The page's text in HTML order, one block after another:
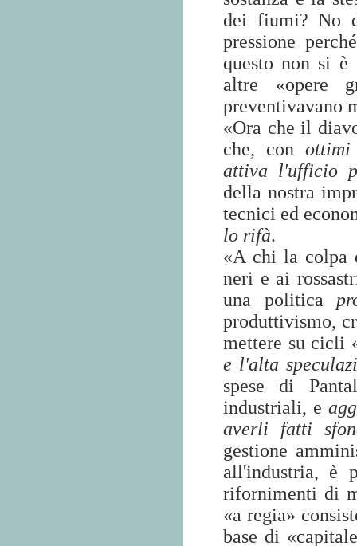
dei fiumi? No
pressione
questo non si è
altre «opere
preventivavano
«Ora che il
che, conottimi
attiva l'ufficio
della nostra
tecnici ed
lo rifà.
«A chi la colpa
neri e ai
una politica
produttivismo,
mettere su cicli
e l'alta
spese di
industriali, e
averli fatti
gestione
all'industria, è
rifornimenti di
«a regia»
base di